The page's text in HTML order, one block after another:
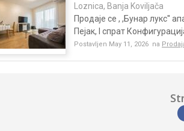
Loznica, Banja Koviljača
Продаје се , ,Бунар лукс''
Пејак, I спрат
Postavljen May 11, 2026 na